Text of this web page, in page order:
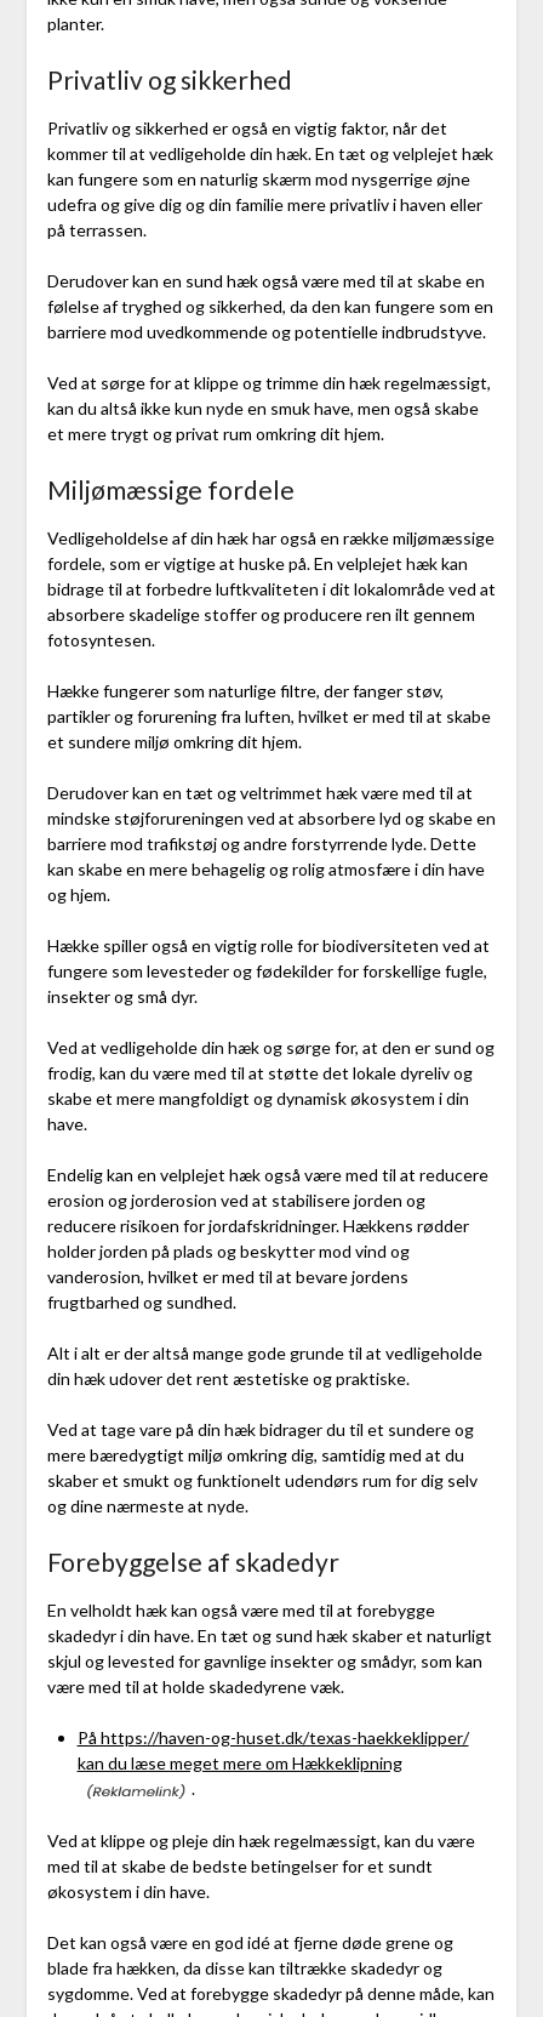
planter.
Privatliv og sikkerhed
Privatliv og sikkerhed er også en vigtig faktor, når det
kommer til at vedligeholde din hæk. En tæt og velplejet hæk
kan fungere som en naturlig skærm mod nysgerrige øjne
udefra og give dig og din familie mere privatliv i haven eller
på terrassen.
Derudover kan en sund hæk også være med til at skabe en
følelse af tryghed og sikkerhed, da den kan fungere som en
barriere mod uvedkommende og potentielle indbrudstyve.
Ved at sørge for at klippe og trimme din hæk regelmæssigt,
kan du altså ikke kun nyde en smuk have, men også skabe
et mere trygt og privat rum omkring dit hjem.
Miljømæssige fordele
Vedligeholdelse af din hæk har også en række miljømæssige
fordele, som er vigtige at huske på. En velplejet hæk kan
bidrage til at forbedre luftkvaliteten i dit lokalområde ved at
absorbere skadelige stoffer og producere ren ilt gennem
fotosyntesen.
Hække fungerer som naturlige filtre, der fanger støv,
partikler og forurening fra luften, hvilket er med til at skabe
et sundere miljø omkring dit hjem.
Derudover kan en tæt og veltrimmet hæk være med til at
mindske støjforureningen ved at absorbere lyd og skabe en
barriere mod trafikstøj og andre forstyrrende lyde. Dette
kan skabe en mere behagelig og rolig atmosfære i din have
og hjem.
Hække spiller også en vigtig rolle for biodiversiteten ved at
fungere som levesteder og fødekilder for forskellige fugle,
insekter og små dyr.
Ved at vedligeholde din hæk og sørge for, at den er sund og
frodig, kan du være med til at støtte det lokale dyreliv og
skabe et mere mangfoldigt og dynamisk økosystem i din
have.
Endelig kan en velplejet hæk også være med til at reducere
erosion og jorderosion ved at stabilisere jorden og
reducere risikoen for jordafskridninger. Hækkens rødder
holder jorden på plads og beskytter mod vind og
vanderosion, hvilket er med til at bevare jordens
frugtbarhed og sundhed.
Alt i alt er der altså mange gode grunde til at vedligeholde
din hæk udover det rent æstetiske og praktiske.
Ved at tage vare på din hæk bidrager du til et sundere og
mere bæredygtigt miljø omkring dig, samtidig med at du
skaber et smukt og funktionelt udendørs rum for dig selv
og dine nærmeste at nyde.
Forebyggelse af skadedyr
En velholdt hæk kan også være med til at forebygge
skadedyr i din have. En tæt og sund hæk skaber et naturligt
skjul og levested for gavnlige insekter og smådyr, som kan
være med til at holde skadedyrene væk.
På https://haven-og-huset.dk/texas-haekkeklipper/
kan du læse meget mere om Hækkeklipning
.
Ved at klippe og pleje din hæk regelmæssigt, kan du være
med til at skabe de bedste betingelser for et sundt
økosystem i din have.
Det kan også være en god idé at fjerne døde grene og
blade fra hækken, da disse kan tiltrække skadedyr og
sygdomme. Ved at forebygge skadedyr på denne måde, kan